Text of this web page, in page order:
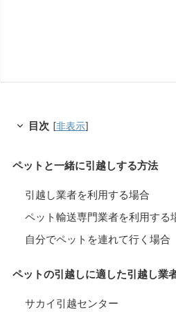
目次 [非表示]
ペットと一緒に引越しする方法
引越し業者を利用する場合
ペット輸送専門業者を利用する
自分でペットを連れて行く場合
ペットの引越しに適した引越し業
サカイ引越センター